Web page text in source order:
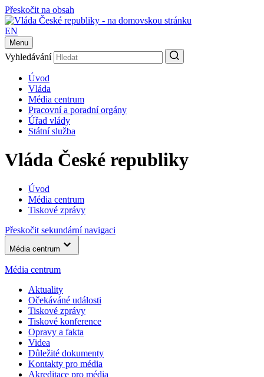
Přeskočit na obsah
EN
Menu
Vyhledávání
Úvod
Vláda
Média centrum
Pracovní a poradní orgány
Úřad vlády
Státní služba
Vláda České republiky
Úvod
Média centrum
Tiskové zprávy
Přeskočit sekundární navigaci
Média centrum
Média centrum
Aktuality
Očekáváné události
Tiskové zprávy
Tiskové konference
Opravy a fakta
Videa
Důležité dokumenty
Kontakty pro média
Akreditace pro média